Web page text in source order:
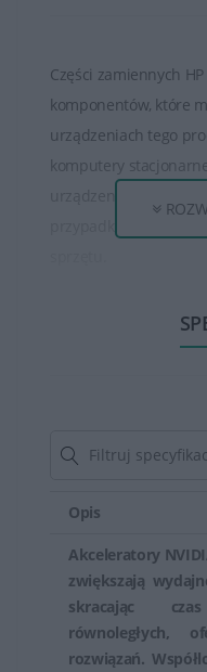
Części zamiennych
komponentów, które
urządzeniach tego
komputery
problemy z
Bluetooth przestanie
bezprzewodowej.
Dla drukarek HP
tusze, tonery, wałki
inne części podatne
HP oferuje szeroki
Opis
Akceleratory
zwiększają
skracając
równoległych,
rozwiązań.